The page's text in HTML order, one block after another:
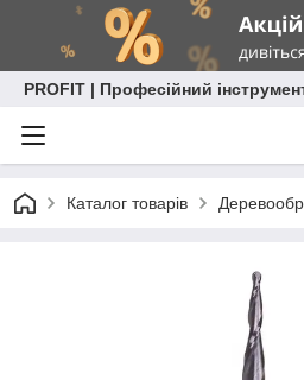
PROFIT | Професійний
Каталог товарів